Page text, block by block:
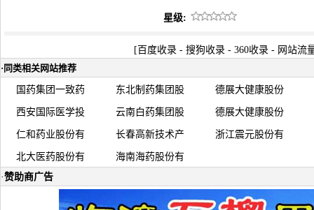
星级:
[ 百度收录 - 搜狗收录 - 360收录 - 网站流
· 同类相关网站推荐
国药集团一致药 东北制药集团股 德展大健康股份
西安国际医学投 云南白药集团股 德展大健康股份
仁和药业股份有 长春高新技术产 浙江震元股份有
北大医药股份有
海南海药股份有
·赞助商广告